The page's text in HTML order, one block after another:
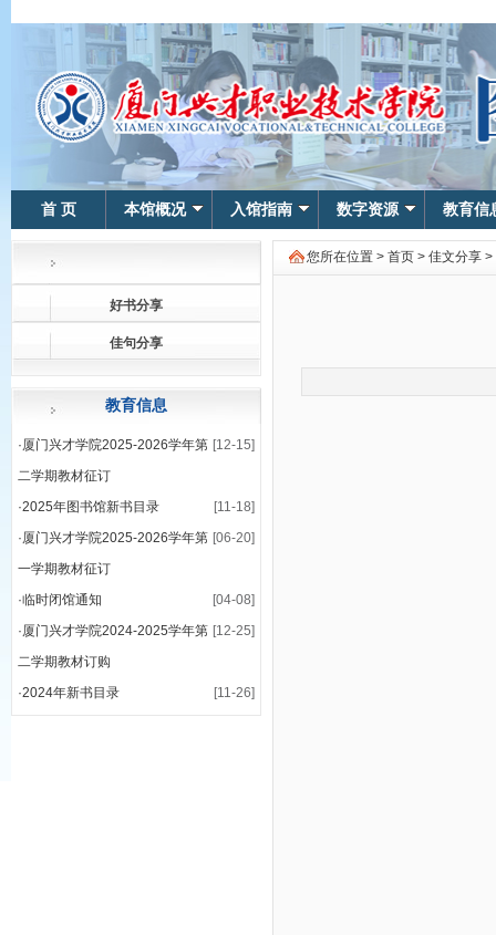
首 页 本馆概况 入馆指南 数字资源 教育信
好书分享
佳句分享
教育信息
[12-15]
·厦门兴才学院2025-2026学年第
二学期教材征订
[11-18]
·2025年图书馆新书目录
[06-20]
·厦门兴才学院2025-2026学年第
一学期教材征订
[04-08]
·临时闭馆通知
[12-25]
·厦门兴才学院2024-2025学年第
二学期教材订购
[11-26]
·2024年新书目录
您所在位置 > 首页 > 佳文分享 >